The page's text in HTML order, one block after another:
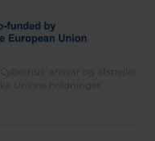
ansvar og afspejler
Unions holdninger.